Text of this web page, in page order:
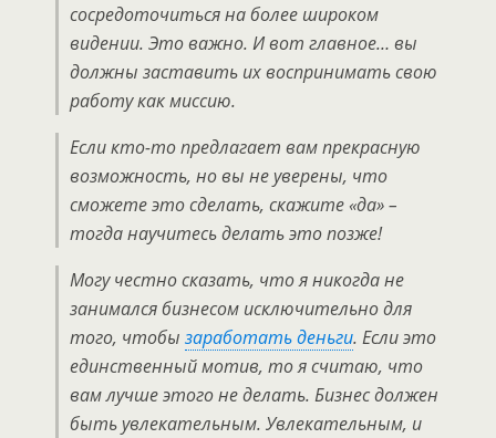
сосредоточиться на более широком
видении. Это важно. И вот главное… вы
должны заставить их воспринимать свою
работу как миссию.
Если кто-то предлагает вам прекрасную
возможность, но вы не уверены, что
сможете это сделать, скажите «да» –
тогда научитесь делать это позже!
Могу честно сказать, что я никогда не
занимался бизнесом исключительно для
того, чтобы заработать деньги. Если это
единственный мотив, то я считаю, что
вам лучше этого не делать. Бизнес должен
быть увлекательным. Увлекательным, и